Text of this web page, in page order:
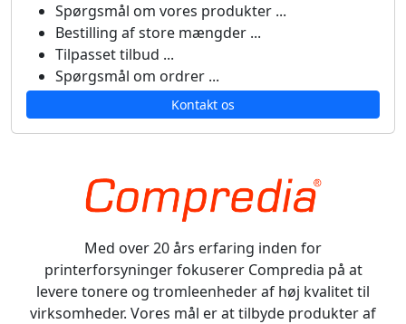
Spørgsmål om vores produkter ...
Bestilling af store mængder ...
Tilpasset tilbud ...
Spørgsmål om ordrer ...
Kontakt os
Med over 20 års erfaring inden for
printerforsyninger fokuserer Compredia på at
levere tonere og tromleenheder af høj kvalitet til
virksomheder. Vores mål er at tilbyde produkter af